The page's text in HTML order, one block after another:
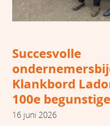
Succesvolle
Klankbord
100e
16 juni 2026